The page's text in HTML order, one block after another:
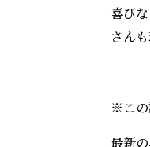
喜び
さん
※この
最新